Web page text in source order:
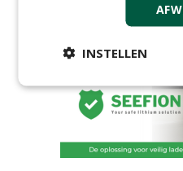
plaatsen via zijn
Plaats een gratis
INSTELLEN